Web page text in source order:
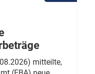
mitteilte,